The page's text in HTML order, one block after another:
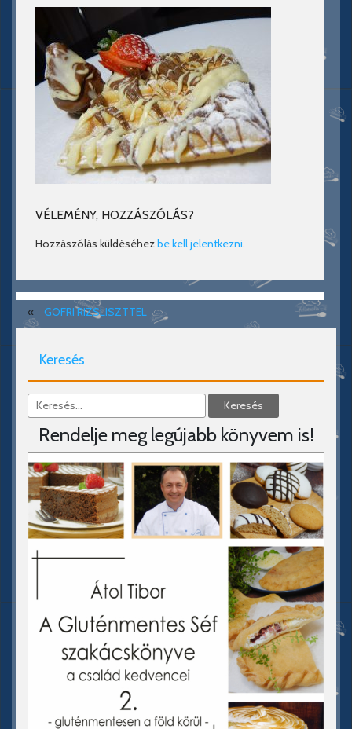
VÉLEMÉNY, HOZZÁSZÓLÁS?
Hozzászólás küldéséhezbe kell jelentkezni.
« GOFRI RIZSLISZTTEL
Keresés
Rendelje meg legújabb könyvem is!